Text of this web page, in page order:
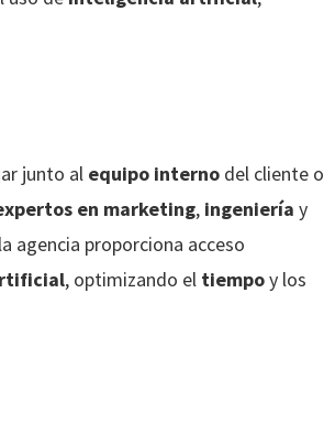
junto al equipo interno del cliente o
en marketing, ingeniería y
agencia proporciona acceso
, optimizando el tiempoy los